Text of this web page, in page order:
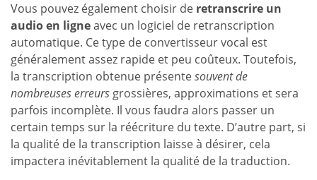
Vous pouvez également choisir de retranscrire un
audio en ligneavec un logiciel de retranscription
automatique. Ce type de convertisseur vocal est
généralement assez rapide et peu coûteux. Toutefois,
la transcription obtenue présentesouvent de
nombreuses erreurs grossières, approximations et sera
parfois incomplète. Il vous faudra alors passer un
certain temps sur la réécriture du texte. D’autre part, si
la qualité de la transcription laisse à désirer, cela
impactera inévitablement la qualité de la traduction.